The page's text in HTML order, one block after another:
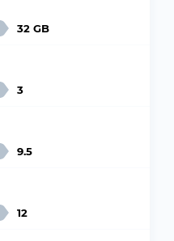
32 GB
3
9.5
12